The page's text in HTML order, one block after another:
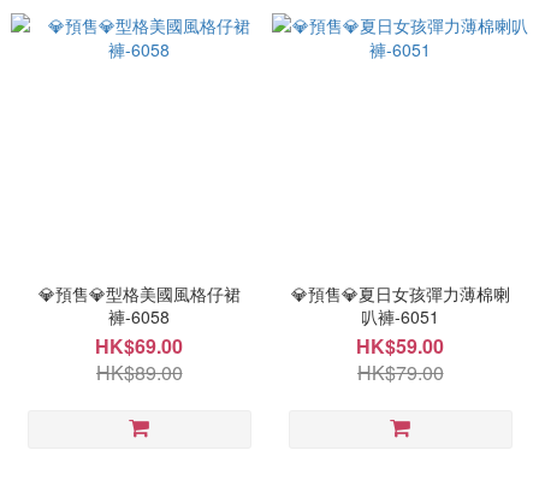
💎預售💎型格美國風格仔裙
褲-6058
HK$69.00
HK$89.00
💎預售💎夏日女孩彈力薄棉喇
叭褲-6051
HK$59.00
HK$79.00